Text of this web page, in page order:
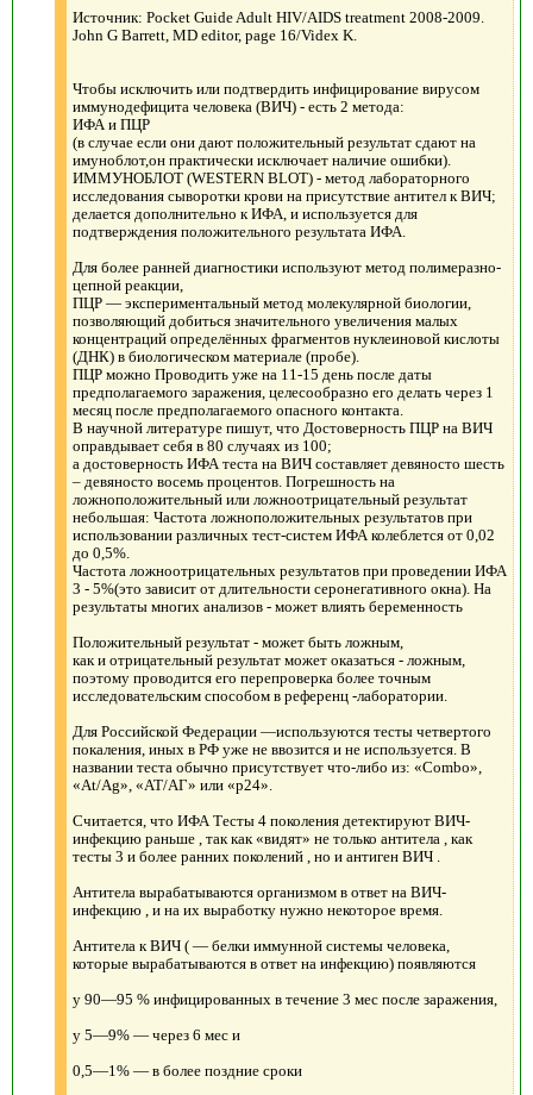
Источник: Pocket Guide Adult HIV/AIDS treatment 2008-2009.
John G Barrett, MD editor, page 16/Videx K.
Чтобы исключить или подтвердить инфицирование вирусом
иммунодефицита человека (ВИЧ) - есть 2 метода:
ИФА и ПЦР
(в случае если они дают положительный результат сдают на
имуноблот,он практически исключает наличие ошибки).
ИММУНОБЛОТ (WESTERN BLOT) - метод лабораторного
исследования сыворотки крови на присутствие антител к ВИЧ;
делается дополнительно к ИФА, и используется для
подтверждения положительного результата ИФА.
Для более ранней диагностики используют метод полимеразно-
цепной реакции,
ПЦР — экспериментальный метод молекулярной биологии,
позволяющий добиться значительного увеличения малых
концентраций определённых фрагментов нуклеиновой кислоты
(ДНК) в биологическом материале (пробе).
ПЦР можно Проводить уже на 11-15 день после даты
предполагаемого заражения, целесообразно его делать через 1
месяц после предполагаемого опасного контакта.
В научной литературе пишут, что Достоверность ПЦР на ВИЧ
оправдывает себя в 80 случаях из 100;
а достоверность ИФА теста на ВИЧ составляет девяносто шесть
– девяносто восемь процентов. Погрешность на
ложноположительный или ложноотрицательный результат
небольшая: Частота ложноположительных результатов при
использовании различных тест-систем ИФА колеблется от 0,02
до 0,5%.
Частота ложноотрицательных результатов при проведении ИФА
3 - 5%(это зависит от длительности серонегативного окна). На
результаты многих анализов - может влиять беременность
Положительный результат - может быть ложным,
как и отрицательный результат может оказаться - ложным,
поэтому проводится его перепроверка более точным
исследовательским способом в референц -лаборатории.
Для Российской Федерации —используются тесты четвертого
покаления, иных в РФ уже не ввозится и не используется. В
названии теста обычно присутствует что-либо из: «Combo»,
«At/Ag», «АТ/АГ» или «p24».
Считается, что ИФА Тесты 4 поколения детектируют ВИЧ-
инфекцию раньше , так как «видят» не только антитела , как
тесты 3 и более ранних поколений , но и антиген ВИЧ .
Антитела вырабатываются организмом в ответ на ВИЧ-
инфекцию , и на их выработку нужно некоторое время.
Антитела к ВИЧ ( — белки иммунной системы человека,
которые вырабатываются в ответ на инфекцию) появляются
у 90—95 % инфицированных в течение 3 мес после заражения,
у 5—9% — через 6 мес и
0,5—1% — в более поздние сроки